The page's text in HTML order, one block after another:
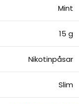
Mint
15 g
Nikotinpåsar
Slim